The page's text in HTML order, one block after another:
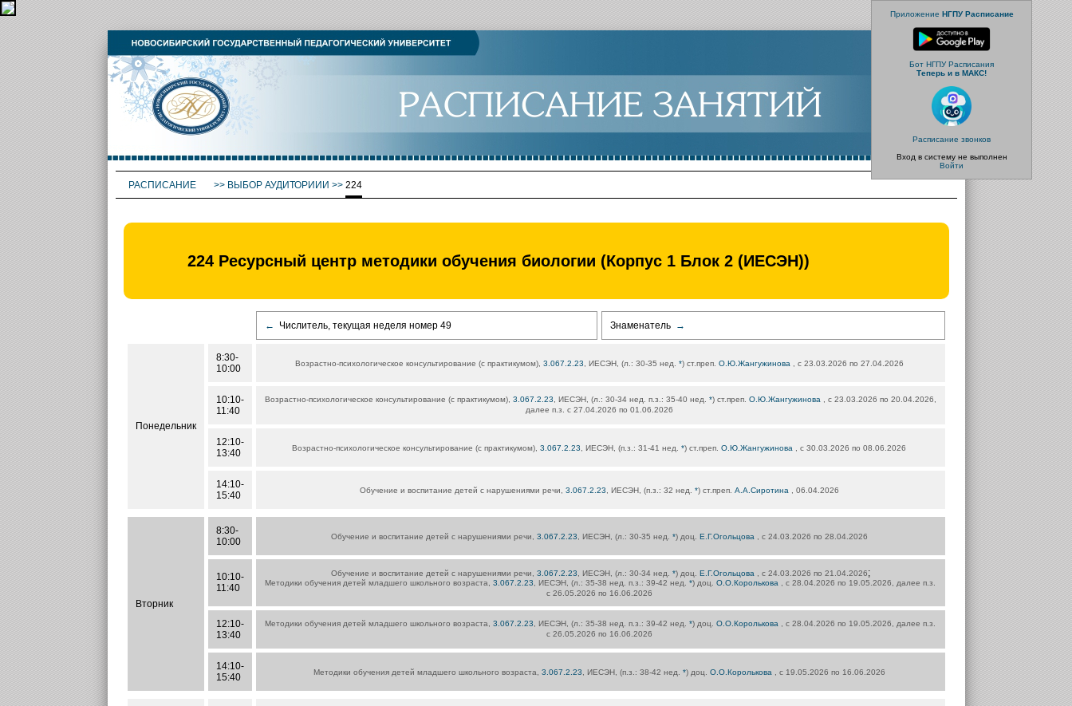
Приложение НГПУ Расписание
Бот НГПУ Расписания
Теперь и в МАКС!
Расписание звонков
Вход в систему не выполнен
Войти
РАСПИСАНИЕ >> ВЫБОР АУДИТОРИИИ >> 224
224 Ресурсный центр методики обучения биологии (Корпус 1 Блок 2 (ИЕСЭН))
← Числитель, текущая неделя номер 49 Знаменатель →
Понедельник
8:30-
10:00
Возрастно-психологическое консультирование (с практикумом), 3.067.2.23 , ИЕСЭН, (л.: 30-35 нед. *) ст.преп. О.Ю.Жангужинова , с 23.03.2026 по 27.04.2026
10:10-
11:40
Возрастно-психологическое консультирование (с практикумом), 3.067.2.23 , ИЕСЭН, (л.: 30-34 нед. п.з.: 35-40 нед. *) ст.преп. О.Ю.Жангужинова , с 23.03.2026 по 20.04.2026,
далее п.з. с 27.04.2026 по 01.06.2026
12:10-
13:40
Возрастно-психологическое консультирование (с практикумом), 3.067.2.23 , ИЕСЭН, (п.з.: 31-41 нед. *) ст.преп. О.Ю.Жангужинова , с 30.03.2026 по 08.06.2026
14:10-
15:40
Обучение и воспитание детей с нарушениями речи, 3.067.2.23 , ИЕСЭН, (п.з.: 32 нед. *) ст.преп. А.А.Сиротина , 06.04.2026
Вторник
8:30-
10:00
Обучение и воспитание детей с нарушениями речи, 3.067.2.23 , ИЕСЭН, (л.: 30-35 нед. *) доц. Е.Г.Огольцова , с 24.03.2026 по 28.04.2026
10:10-
11:40
Обучение и воспитание детей с нарушениями речи, 3.067.2.23 , ИЕСЭН, (л.: 30-34 нед. *) доц. Е.Г.Огольцова , с 24.03.2026 по 21.04.2026;
Методики обучения детей младшего школьного возраста, 3.067.2.23 , ИЕСЭН, (л.: 35-38 нед. п.з.: 39-42 нед. *) доц. О.О.Королькова , с 28.04.2026 по 19.05.2026, далее п.з.
с 26.05.2026 по 16.06.2026
12:10-
13:40
Методики обучения детей младшего школьного возраста, 3.067.2.23 , ИЕСЭН, (л.: 35-38 нед. п.з.: 39-42 нед. *) доц. О.О.Королькова , с 28.04.2026 по 19.05.2026, далее п.з.
с 26.05.2026 по 16.06.2026
14:10-
15:40
Методики обучения детей младшего школьного возраста, 3.067.2.23 , ИЕСЭН, (п.з.: 38-42 нед. *) доц. О.О.Королькова , с 19.05.2026 по 16.06.2026